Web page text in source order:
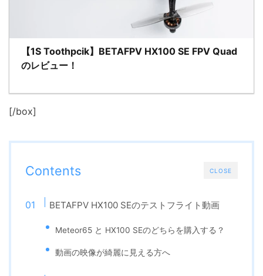
【1S Toothpcik】BETAFPV HX100 SE FPV Quad
のレビュー！
[/box]
CLOSE
Contents
BETAFPV HX100 SEのテストフライト動画
Meteor65 と HX100 SEのどちらを購入する？
動画の映像が綺麗に見える方へ